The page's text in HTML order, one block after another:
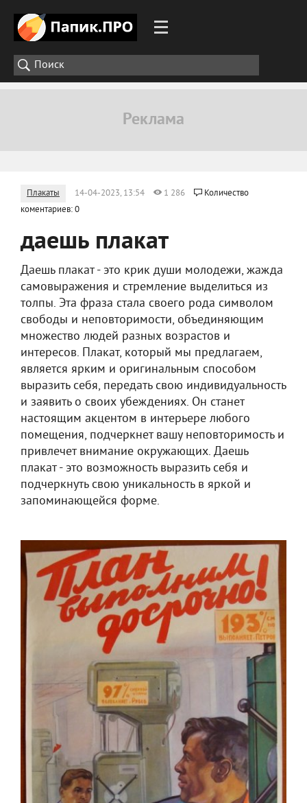
Плакаты 14-04-2023, 13:54 1 286
Количество
коментариев: 0
даешь плакат
Даешь плакат - это крик души молодежи, жажда
самовыражения и стремление выделиться из
толпы. Эта фраза стала своего рода символом
свободы и неповторимости, объединяющим
множество людей разных возрастов и
интересов. Плакат, который мы предлагаем,
является ярким и оригинальным способом
выразить себя, передать свою индивидуальность
и заявить о своих убеждениях. Он станет
настоящим акцентом в интерьере любого
помещения, подчеркнет вашу неповторимость и
привлечет внимание окружающих. Даешь
плакат - это возможность выразить себя и
подчеркнуть свою уникальность в яркой и
запоминающейся форме.